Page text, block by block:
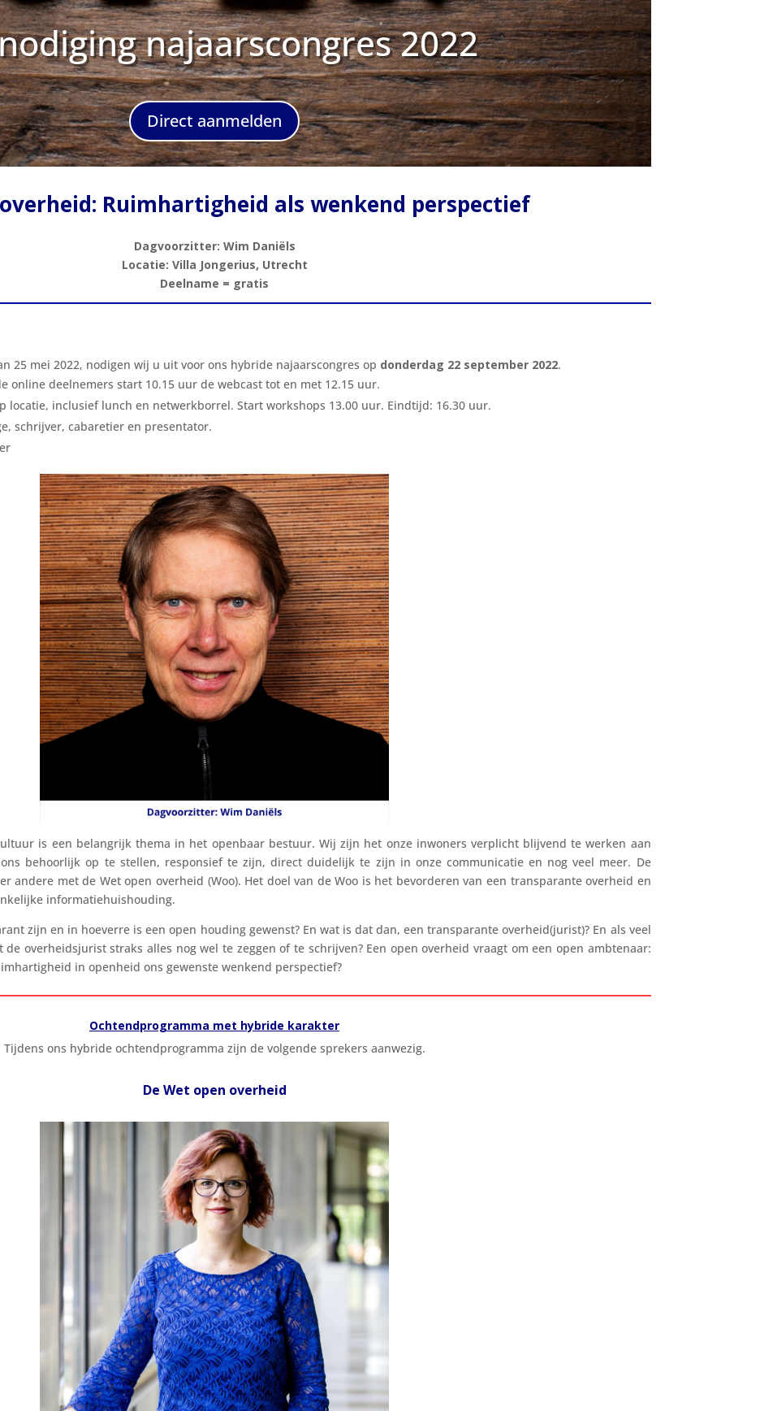
najaarscongres 2022
Direct aanmelden
Ruimhartigheid als wenkend perspectief
Dagvoorzitter: Wim Daniëls
Locatie: Villa Jongerius, Utrecht
Deelname = gratis
25 mei 2022, nodigen wij u uit voor ons hybride najaarscongres op donderdag 22 september 2022.
online deelnemers start 10.15 uur de webcast tot en met 12.15 uur.
locatie, inclusief lunch en netwerkborrel. Start workshops 13.00 uur. Eindtijd: 16.30 uur.
schrijver, cabaretier en presentator.
is een belangrijk thema in het openbaar bestuur. Wij zijn het onze inwoners verplicht blijvend te werken aan
behoorlijk op te stellen, responsief te zijn, direct duidelijk te zijn in onze communicatie en nog veel meer. De
andere met de Wet open overheid (Woo). Het doel van de Woo is het bevorderen van een transparante overheid en
informatiehuishouding.
zijn en in hoeverre is een open houding gewenst? En wat is dat dan, een transparante overheid(jurist)? En als veel
overheidsjurist straks alles nog wel te zeggen of te schrijven? Een open overheid vraagt om een open ambtenaar:
in openheid ons gewenste wenkend perspectief?
Ochtendprogramma met hybride karakter
Tijdens ons hybride ochtendprogramma zijn de volgende sprekers aanwezig.
De Wet open overheid